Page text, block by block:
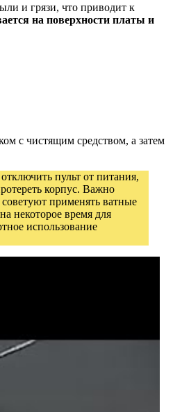
и грязи, что приводит к
на поверхности платы и
с чистящим средством, а затем
пульт от питания,
корпус. Важно
применять ватные
некоторое время для
использование